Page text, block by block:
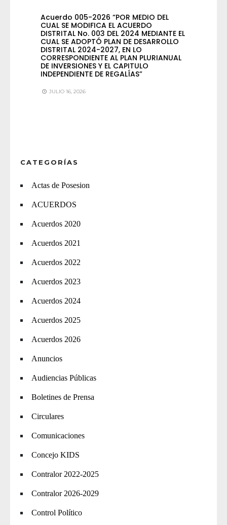
Acuerdo 005-2026 “POR MEDIO DEL
CUAL SE MODIFICA EL ACUERDO
DISTRITAL No. 003 DEL 2024 MEDIANTE EL
CUAL SE ADOPTÓ PLAN DE DESARROLLO
DISTRITAL 2024-2027, EN LO
CORRESPONDIENTE AL PLAN PLURIANUAL
DE INVERSIONES Y EL CAPITULO
INDEPENDIENTE DE REGALÍAS”
JULIO 16, 2026
CATEGORÍAS
Actas de Posesion
ACUERDOS
Acuerdos 2020
Acuerdos 2021
Acuerdos 2022
Acuerdos 2023
Acuerdos 2024
Acuerdos 2025
Acuerdos 2026
Anuncios
Audiencias Públicas
Boletines de Prensa
Circulares
Comunicaciones
Concejo KIDS
Contralor 2022-2025
Contralor 2026-2029
Control Político